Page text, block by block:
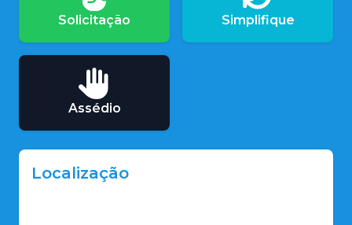
Solicitação Simplifique
Assédio
Localização